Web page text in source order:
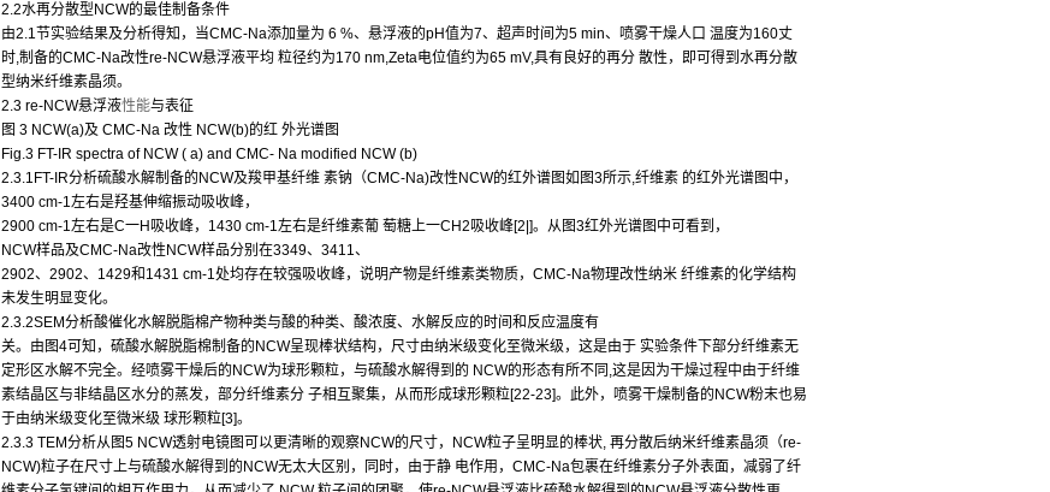
2.2水再分散型NCW的最佳制备条件
由2.1节实验结果及分析得知，当CMC-Na添加量为 6 %、悬浮液的pH值为7、超声时间为5 min、喷雾干燥人口 温度为160丈
时,制备的CMC-Na改性re-NCW悬浮液平均 粒径约为170 nm,Zeta电位值约为65 mV,具有良好的再分 散性，即可得到水再分散
型纳米纤维素晶须。
2.3 re-NCW悬浮液性能与表征
图 3 NCW(a)及 CMC-Na 改性 NCW(b)的红 外光谱图
Fig.3 FT-IR spectra of NCW ( a) and CMC- Na modified NCW (b)
2.3.1FT-IR分析硫酸水解制备的NCW及羧甲基纤维 素钠（CMC-Na)改性NCW的红外谱图如图3所示,纤维素 的红外光谱图中，
3400 cm-1左右是羟基伸缩振动吸收峰，
2900 cm-1左右是C一H吸收峰，1430 cm-1左右是纤维素葡 萄糖上一CH2吸收峰[2|]。从图3红外光谱图中可看到，
NCW样品及CMC-Na改性NCW样品分别在3349、3411、
2902、2902、1429和1431 cm-1处均存在较强吸收峰，说明产物是纤维素类物质，CMC-Na物理改性纳米 纤维素的化学结构
未发生明显变化。
2.3.2SEM分析酸催化水解脱脂棉产物种类与酸的种类、酸浓度、水解反应的时间和反应温度有
关。由图4可知，硫酸水解脱脂棉制备的NCW呈现棒状结构，尺寸由纳米级变化至微米级，这是由于 实验条件下部分纤维素无
定形区水解不完全。经喷雾干燥后的NCW为球形颗粒，与硫酸水解得到的 NCW的形态有所不同,这是因为干燥过程中由于纤维
素结晶区与非结晶区水分的蒸发，部分纤维素分 子相互聚集，从而形成球形颗粒[22-23]。此外，喷雾干燥制备的NCW粉末也易
于由纳米级变化至微米级 球形颗粒[3]。
2.3.3 TEM分析从图5 NCW透射电镜图可以更清晰的观察NCW的尺寸，NCW粒子呈明显的棒状, 再分散后纳米纤维素晶须（re-
NCW)粒子在尺寸上与硫酸水解得到的NCW无太大区别，同时，由于静 电作用，CMC-Na包裹在纤维素分子外表面，减弱了纤